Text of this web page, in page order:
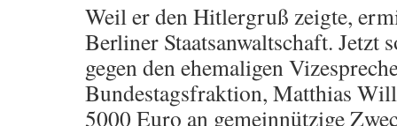
Weil er den Hitlergruß zeigte,
Berliner Staatsanwaltschaft. Jetzt
gegen den ehemaligen
Bundestagsfraktion, Matthias
5000 Euro an gemeinnützige